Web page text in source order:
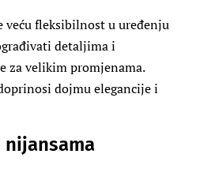
veću fleksibilnost u uređenju
detaljima i
za velikim promjenama.
dojmu elegancije i